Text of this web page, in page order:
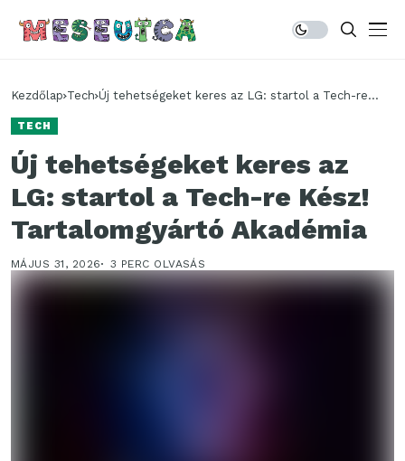
Kezdőlap Tech Új tehetségeket keres az LG: startol a Tech-re
TECH
Új tehetségeket keres az
LG: startol a Tech-re Kész!
Tartalomgyártó Akadémia
MÁJUS 31, 2026 3 PERC OLVASÁS